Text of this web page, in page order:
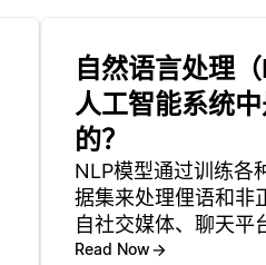
自然语言处理
人工智能系统
的？
NLP模型通过训练各
据集来处理俚语和非
自社交媒体、聊天平
这些数据集将模型暴
Read Now